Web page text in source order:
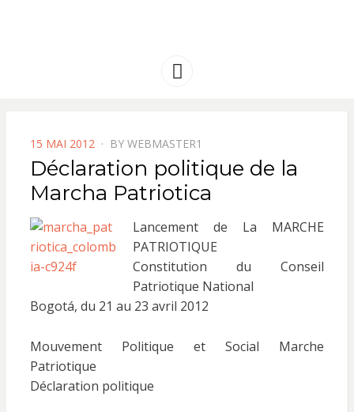
AMERIQUE
Menu
POSTED
ON
15 MAI 2012 BY WEBMASTER1
Déclaration politique de la
Marcha Patriotica
Lancement de La MARCHE
PATRIOTIQUE
Constitution du Conseil
Patriotique National
Bogotá, du 21 au 23 avril 2012
Mouvement Politique et Social Marche
Patriotique
Déclaration politique